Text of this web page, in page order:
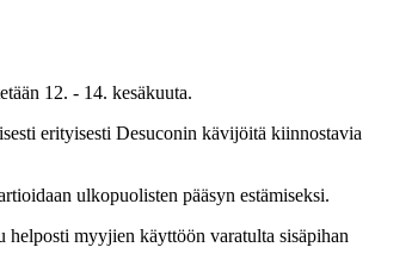
12. - 14. kesäkuuta.
erityisesti Desuconin kävijöitä kiinnostavia
ulkopuolisten pääsyn estämiseksi.
myyjien käyttöön varatulta sisäpihan